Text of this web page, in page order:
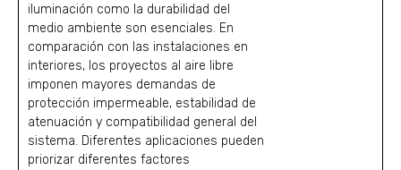
iluminación como la durabilidad del
medio ambiente son esenciales. En
comparación con las instalaciones en
interiores, los proyectos al aire libre
imponen mayores demandas de
protección impermeable, estabilidad de
atenuación y compatibilidad general del
sistema. Diferentes aplicaciones pueden
priorizar diferentes factores